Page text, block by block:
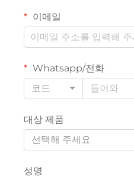
이메일
Whatsapp/전화
코드
대상 제품
선택해 주세요
성명